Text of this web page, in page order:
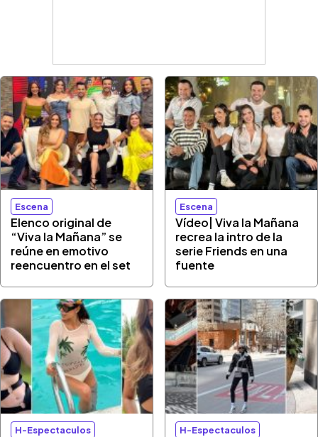
Escena
Elenco original de
“Viva la Mañana” se
reúne en emotivo
reencuentro en el set
Escena
Vídeo| Viva la Mañana
recrea la intro de la
serie Friends en una
fuente
H-Espectaculos H-Espectaculos